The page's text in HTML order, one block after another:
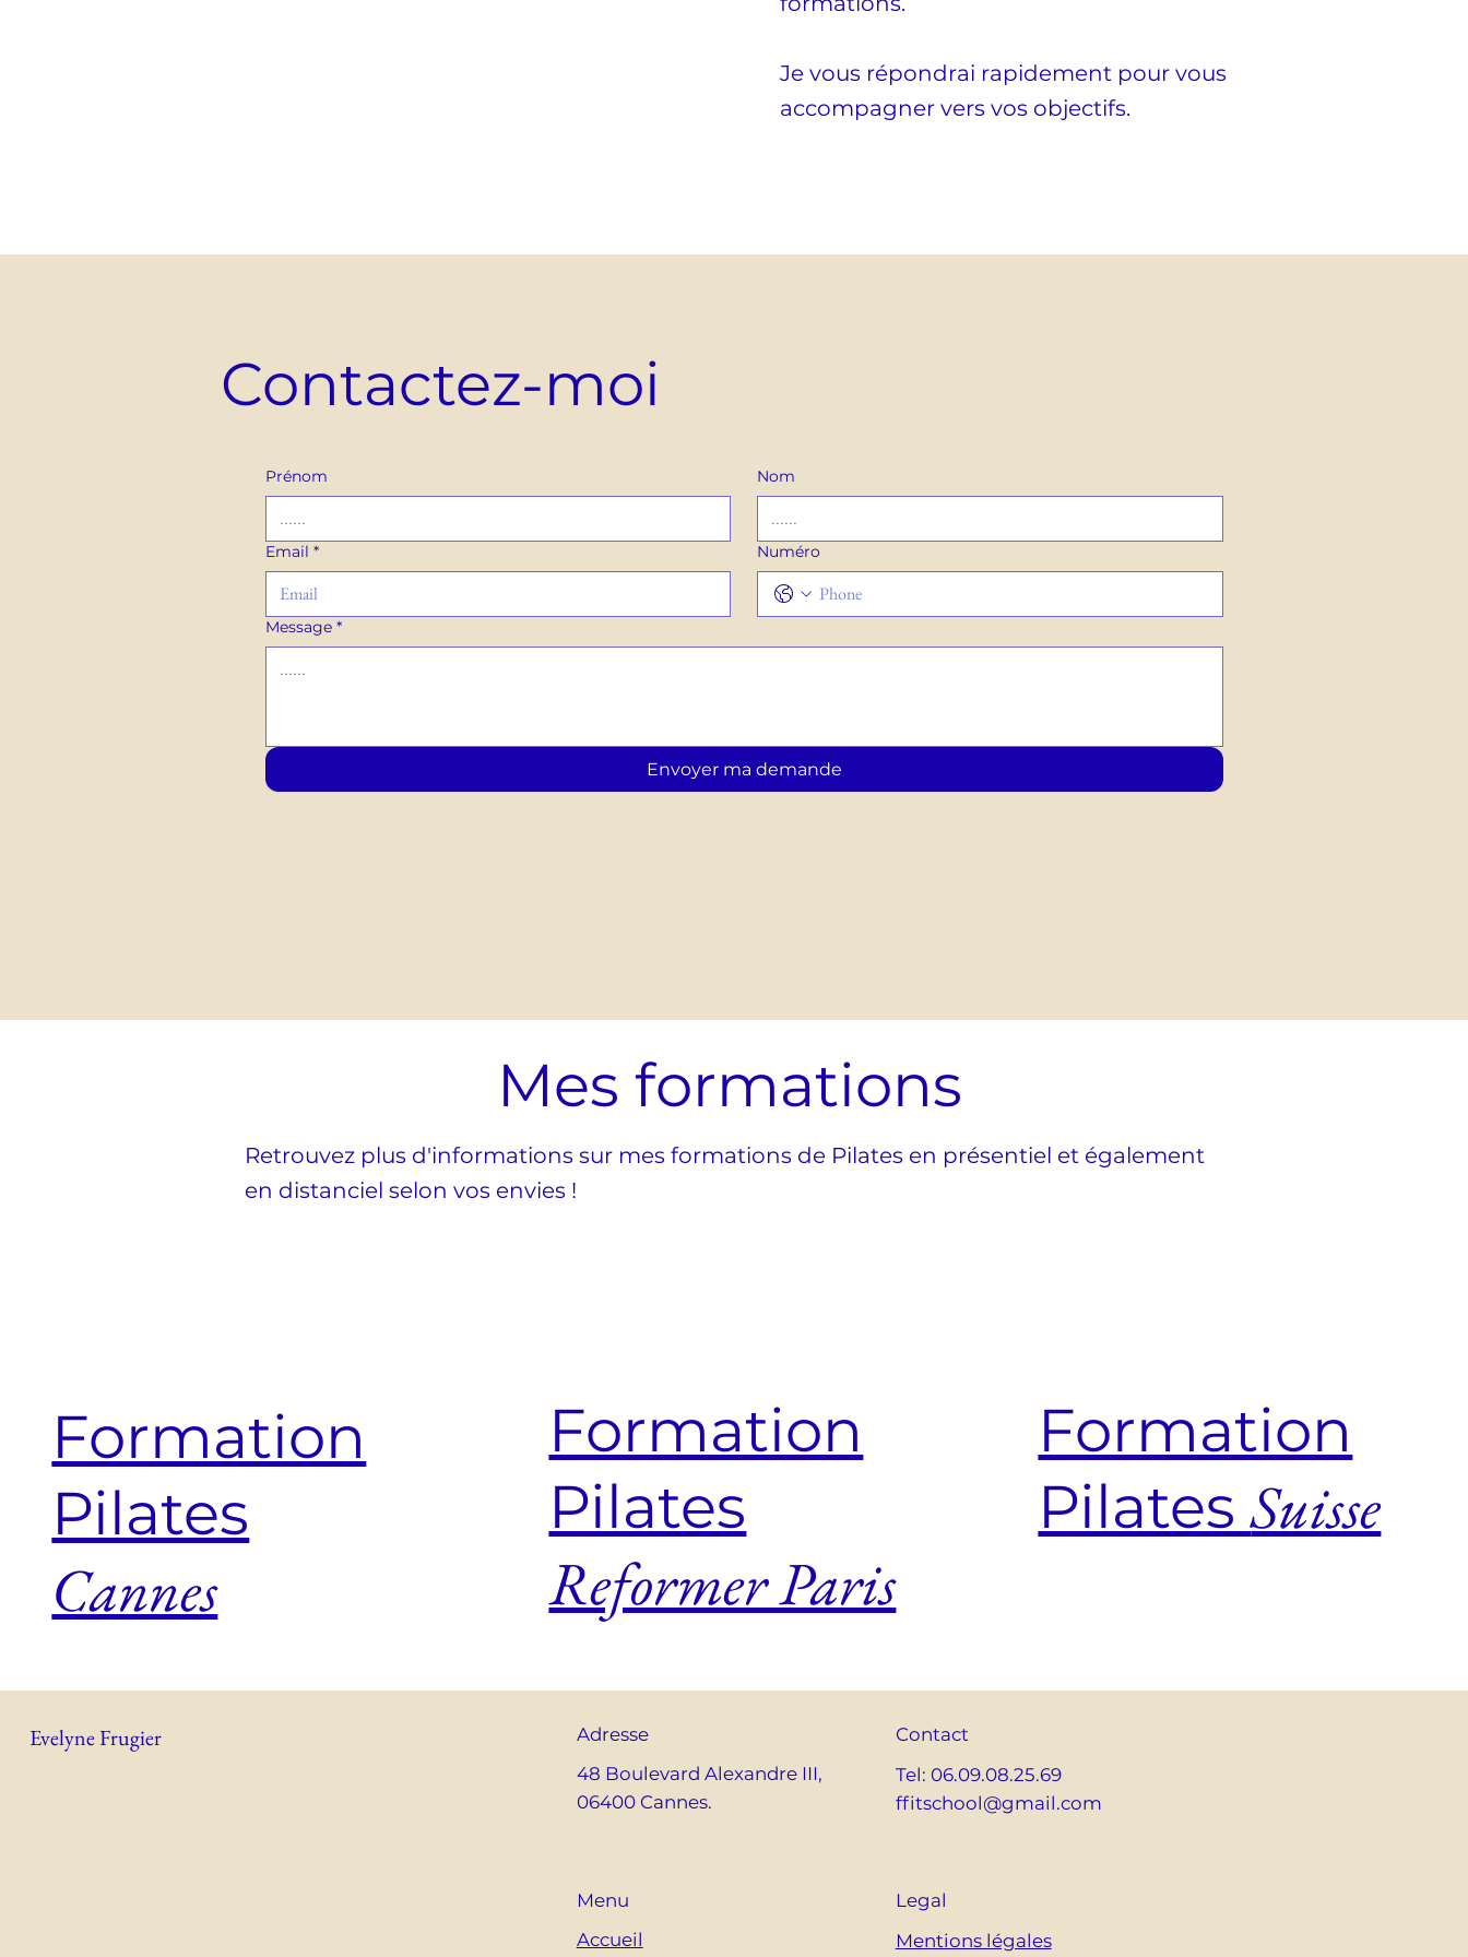
Je vous répondrai rapidement pour vous
accompagner vers vos objectifs.
Contactez-moi
Prénom Nom
Email * Numéro
Message *
Envoyer ma demande
Mes formations
Retrouvez plus d'informations sur mes formations de Pilates en présentiel et également
en distanciel selon vos envies !
Formation
Pilates
Cannes
Formation
Pilates
Reformer Paris
Formation
PilatesSuisse
Evelyne Frugier
Adresse
48 Boulevard Alexandre III,
06400 Cannes.
Contact
Tel: 06.09.08.25.69
ffitschool@gmail.com
Menu
Accueil
Legal
Mentions légales